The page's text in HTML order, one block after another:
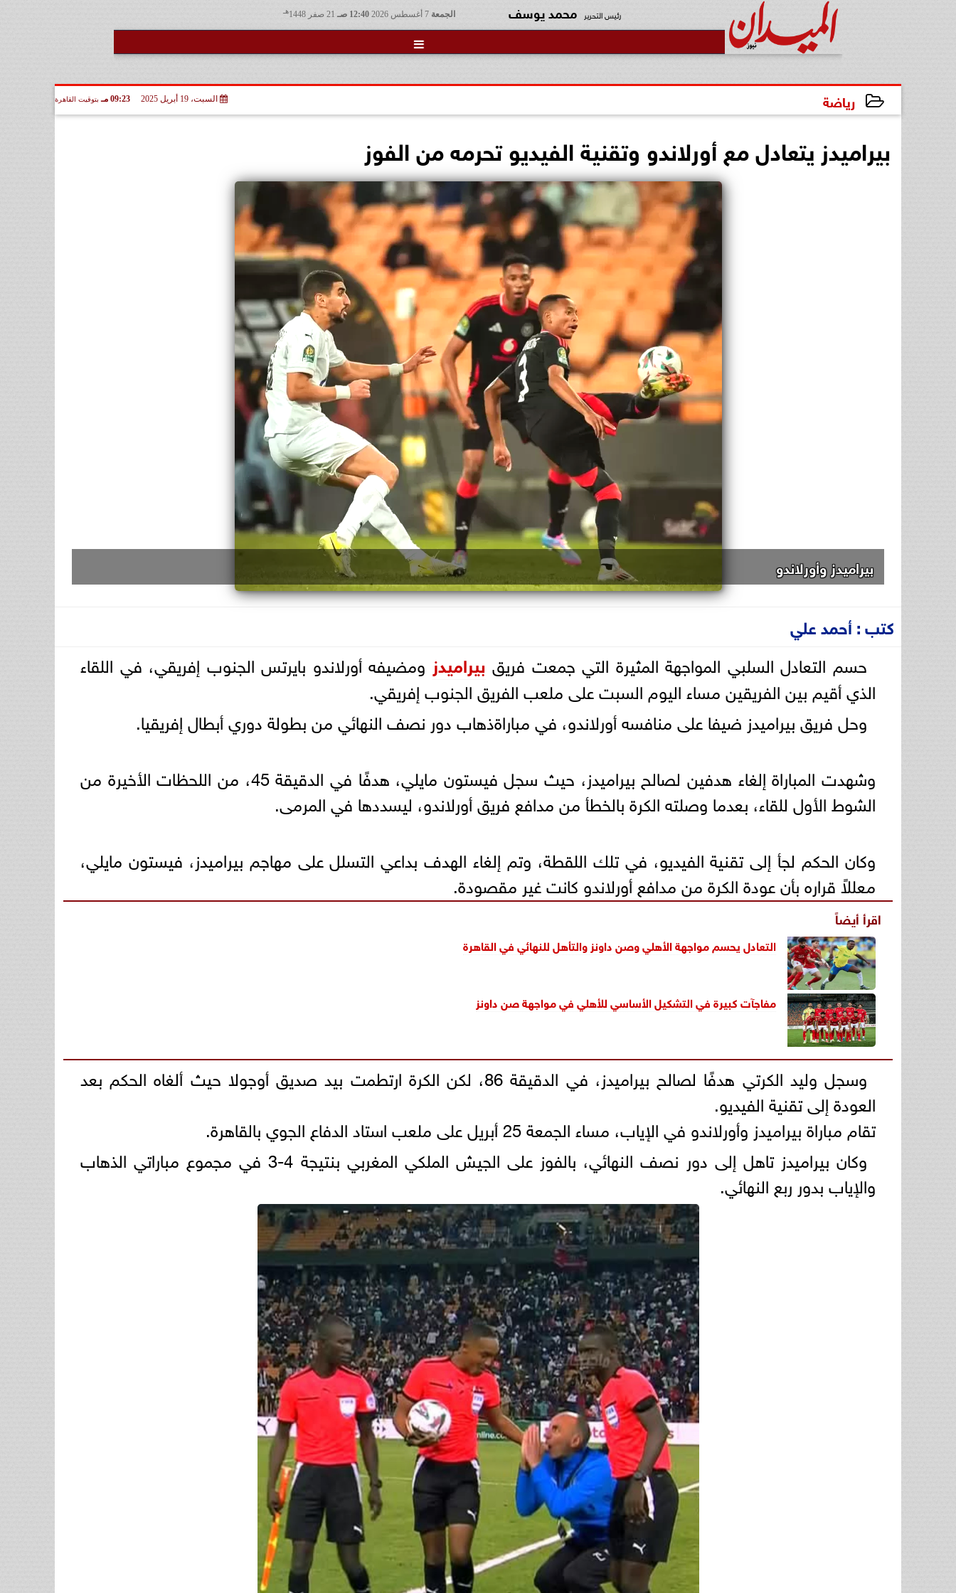
الجمعة 12:40 صـ هـ رئيس التحرير محمد يوسف

رياضة السبت، 19 أبريل 2025 09:23 مـ بتوقيت القاهرة
بيراميدز يتعادل مع أورلاندو وتقنية الفيديو تحرمه من الفوز
بيراميدز وأورلاندو
كتب : أحمد علي
حسم التعادل السلبي المواجهة المثيرة التي جمعت فريق بيراميدز ومضيفه أورلاندو بايرتس الجنوب إفريقي، في اللقاء
الذي أقيم بين الفريقين مساء اليوم السبت على ملعب الفريق الجنوب إفريقي.
وحل فريق بيراميدز ضيفا على منافسه أورلاندو، في مباراةذهاب دور نصف النهائي من بطولة دوري أبطال إفريقيا.
وشهدت المباراة إلغاء هدفين لصالح بيراميدز، حيث سجل فيستون مايلي، هدفًا في الدقيقة 45، من اللحظات الأخيرة من
الشوط الأول للقاء، بعدما وصلته الكرة بالخطأ من مدافع فريق أورلاندو، ليسددها في المرمى.
وكان الحكم لجأ إلى تقنية الفيديو، في تلك اللقطة، وتم إلغاء الهدف بداعي التسلل على مهاجم بيراميدز، فيستون مايلي،
معللاً قراره بأن عودة الكرة من مدافع أورلاندو كانت غير مقصودة.
اقرأ أيضاً
التعادل يحسم مواجهة الأهلي وصن داونز والتأهل للنهائي في القاهرة
مفاجآت كبيرة في التشكيل الأساسي للأهلي في مواجهة صن داونز
وسجل وليد الكرتي هدفًا لصالح بيراميدز، في الدقيقة 86، لكن الكرة ارتطمت بيد صديق أوجولا حيث ألغاه الحكم بعد
العودة إلى تقنية الفيديو.
تقام مباراة بيراميدز وأورلاندو في الإياب، مساء الجمعة 25 أبريل على ملعب استاد الدفاع الجوي بالقاهرة.
وكان بيراميدز تاهل إلى دور نصف النهائي، بالفوز على الجيش الملكي المغربي بنتيجة 4-3 في مجموع مباراتي الذهاب
والإياب بدور ربع النهائي.